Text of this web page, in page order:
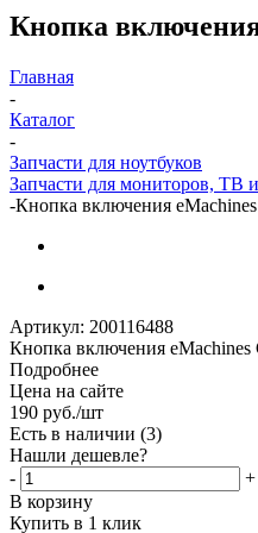
Кнопка
Главная
-
Каталог
-
Запчасти для ноутбуков
Запчасти для мониторов, ТВ
-Кнопка включения
Артикул: 200116488
Кнопка включения eMachines
Подробнее
Цена на сайте
190 руб./шт
Есть в наличии (3)
Нашли дешевле?
-
+
В корзину
Купить в 1 клик